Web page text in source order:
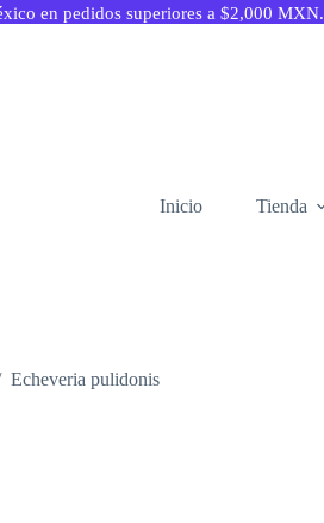
en pedidos superiores a $2,000 MXN.
Inicio Tienda
Echeveria pulidonis